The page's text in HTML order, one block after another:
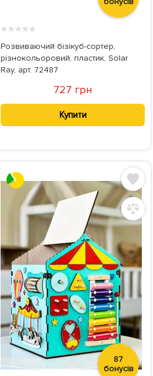
★★★★★
Розвиваючий бізікуб-сортер,
різнокольоровий, пластик, Solar
Ray, арт. 72487
727 грн
Купити
87
бонусів